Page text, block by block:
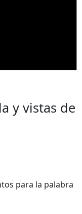
y vistas de
para la palabra